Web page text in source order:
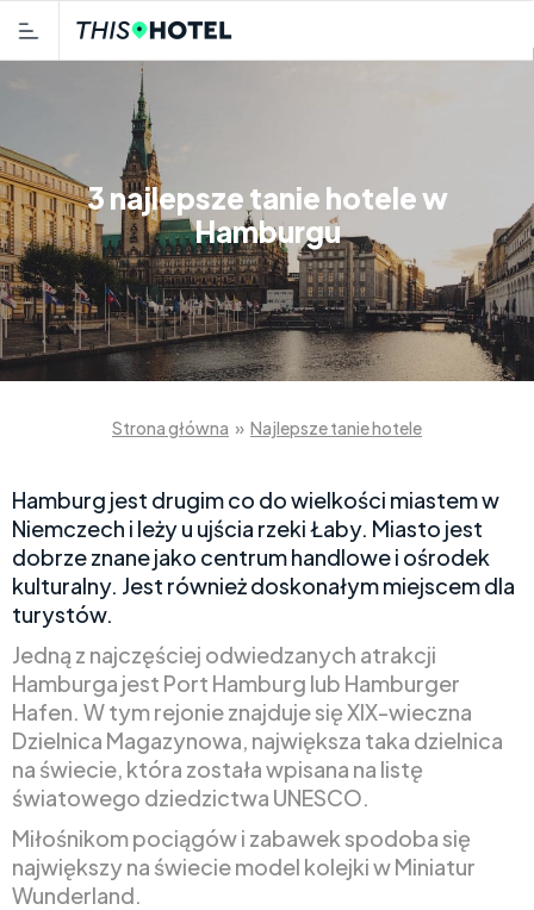
3 najlepsze tanie hotele w
Hamburgu
Strona główna » Najlepsze tanie hotele
Hamburg jest drugim co do wielkości miastem w
Niemczech i leży u ujścia rzeki Łaby. Miasto jest
dobrze znane jako centrum handlowe i ośrodek
kulturalny. Jest również doskonałym miejscem dla
turystów.
Jedną z najczęściej odwiedzanych atrakcji
Hamburga jest Port Hamburg lub Hamburger
Hafen. W tym rejonie znajduje się XIX-wieczna
Dzielnica Magazynowa, największa taka dzielnica
na świecie, która została wpisana na listę
światowego dziedzictwa UNESCO.
Miłośnikom pociągów i zabawek spodoba się
największy na świecie model kolejki w Miniatur
Wunderland.